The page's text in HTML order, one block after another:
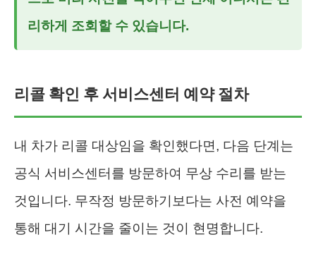
리하게 조회할 수 있습니다.
리콜 확인 후 서비스센터 예약 절차
내 차가 리콜 대상임을 확인했다면, 다음 단계는
공식 서비스센터를 방문하여 무상 수리를 받는
것입니다. 무작정 방문하기보다는 사전 예약을
통해 대기 시간을 줄이는 것이 현명합니다.